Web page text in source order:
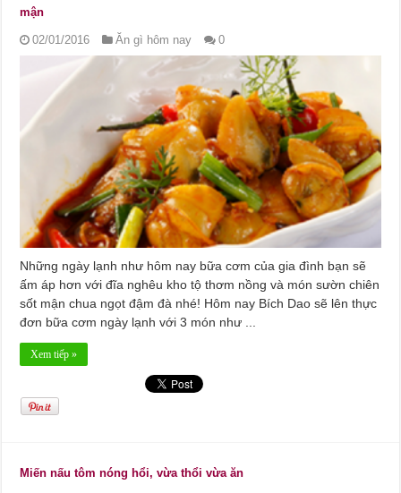
mận
02/01/2016 Ăn gì hôm nay 0
Những ngày lạnh như hôm nay bữa cơm của gia đình bạn sẽ
ấm áp hơn với đĩa nghêu kho tộ thơm nồng và món sườn chiên
sốt mận chua ngọt đậm đà nhé! Hôm nay Bích Dao sẽ lên thực
đơn bữa cơm ngày lạnh với 3 món như ...
Xem tiếp »
Miến nấu tôm nóng hổi, vừa thổi vừa ăn